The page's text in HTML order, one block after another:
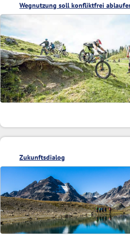
Wegnutzung soll konfliktfrei
Zukunftsdialog